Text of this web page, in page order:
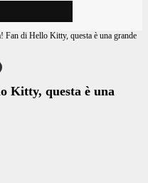
Fan di Hello Kitty, questa è una grande
Kitty, questa è una